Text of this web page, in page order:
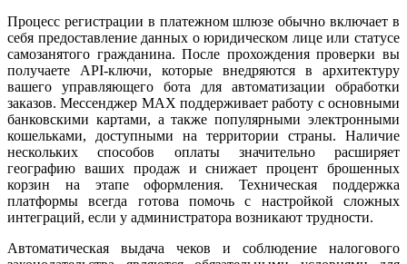
Процесс регистрации в платежном шлюзе обычно включает в
себя предоставление данных о юридическом лице или статусе
самозанятого гражданина. После прохождения проверки вы
получаете API-ключи, которые внедряются в архитектуру
вашего управляющего бота для автоматизации обработки
заказов. Мессенджер MAX поддерживает работу с основными
банковскими картами, а также популярными электронными
кошельками, доступными на территории страны. Наличие
нескольких способов оплаты значительно расширяет
географию ваших продаж и снижает процент брошенных
корзин на этапе оформления. Техническая поддержка
платформы всегда готова помочь с настройкой сложных
интеграций, если у администратора возникают трудности.
Автоматическая выдача чеков и соблюдение налогового